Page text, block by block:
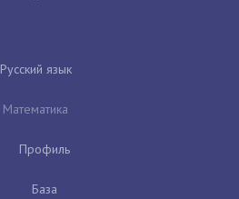
Русский язык
Математика
Профиль
База